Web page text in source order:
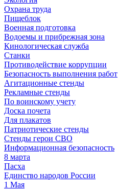
Охрана труда
Пищеблок
Военная подготовка
Водоемы и прибрежная зона
Кинологическая служба
Станки
Противодействие коррупции
Безопасность выполнения работ
Агитационные стенды
Рекламные стенды
По воинскому учету
Доска почета
Для плакатов
Патриотические стенды
Стенды герои СВО
Информационная безопасность
8 марта
Пасха
Единство народов России
1 Мая